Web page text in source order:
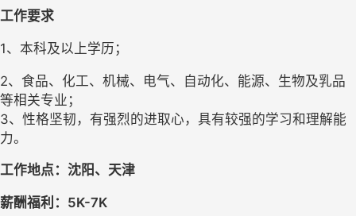
工作要求
1、本科及以上学历；
2、食品、化工、机械、电气、自动化、能源、生物及乳品
等相关专业；
3、性格坚韧，有强烈的进取心，具有较强的学习和理解能
力。
工作地点：沈阳、天津
薪酬福利： 5K-7K